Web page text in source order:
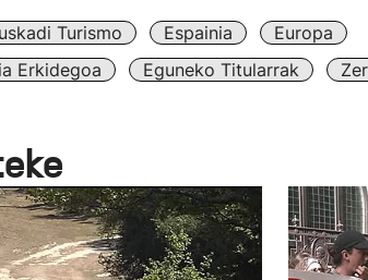
Turismo Espainia
Europa
Erkidegoa
Eguneko Titularrak